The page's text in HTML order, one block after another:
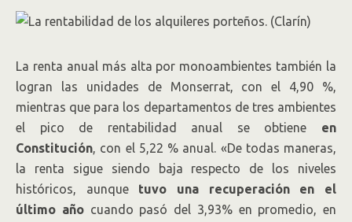
La renta anual más alta por monoambientes también la
logran las unidades de Monserrat, con el 4,90 %,
mientras que para los departamentos de tres ambientes
el pico de rentabilidad anual se obtiene en
Constitución, con el 5,22 % anual. «De todas maneras,
la renta sigue siendo baja respecto de los niveles
históricos, aunque tuvo una recuperación en el
último añocuando pasó del 3,93% en promedio, en